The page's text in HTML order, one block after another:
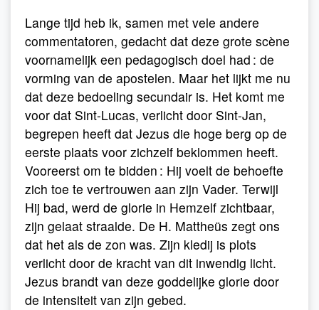
Lange tijd heb ik, samen met vele andere
commentatoren, gedacht dat deze grote scène
voornamelijk een pedagogisch doel had : de
vorming van de apostelen. Maar het lijkt me nu
dat deze bedoeling secundair is. Het komt me
voor dat Sint-Lucas, verlicht door Sint-Jan,
begrepen heeft dat Jezus die hoge berg op de
eerste plaats voor zichzelf beklommen heeft.
Vooreerst om te bidden : Hij voelt de behoefte
zich toe te vertrouwen aan zijn Vader. Terwijl
Hij bad, werd de glorie in Hemzelf zichtbaar,
zijn gelaat straalde. De H. Mattheüs zegt ons
dat het als de zon was. Zijn kledij is plots
verlicht door de kracht van dit inwendig licht.
Jezus brandt van deze goddelijke glorie door
de intensiteit van zijn gebed.